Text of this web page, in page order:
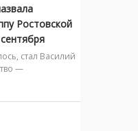
Ростовской
стал Василий
—